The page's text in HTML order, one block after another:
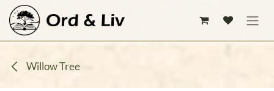
Hoppa till innehåll
Willow Tree